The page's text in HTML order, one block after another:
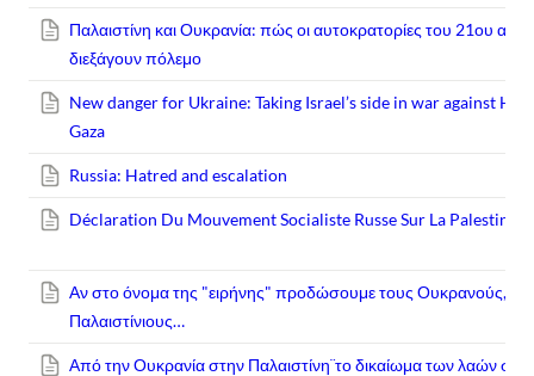
Παλαιστίνη και Ουκρανία: πώς οι αυτοκρατορίες του 21ου
διεξάγουν πόλεμο
New danger for Ukraine: Taking Israel’s side in war against
Gaza
Russia: Hatred and escalation
Déclaration Du Mouvement Socialiste Russe Sur La Palestine
Αν στο όνομα της "ειρήνης" προδώσουμε τους Ουκρανούς,
Παλαιστίνιους…
Από την Ουκρανία στην Παλαιστίνη¨το δικαίωμα των λαών